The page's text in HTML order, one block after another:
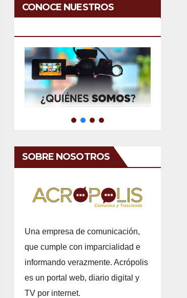
CONOCE NUESTROS
SOBRE NOSOTROS
Una empresa de comunicación,
que cumple con imparcialidad e
informando verazmente. Acrópolis
es un portal web, diario digital y
TV por internet.